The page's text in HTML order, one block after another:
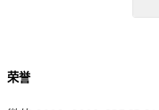
荣誉